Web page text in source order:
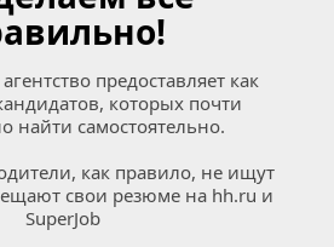
предоставляет как
которых почти
найти самостоятельно.
как правило, не ищут
свои резюме на hh.ru и
SuperJob